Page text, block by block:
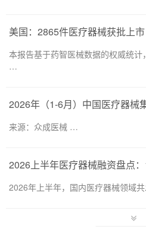
美国：2865件医疗器械获批上市
本报告基于药智医械数据的权威统
…
来源：众成医械 …
2026年上半年，国内医疗器械领域